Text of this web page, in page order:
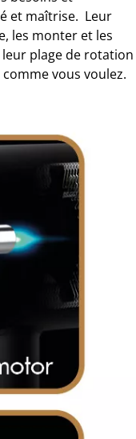
et maîtrise. Leur
les monter et les
plage de rotation
vous voulez.